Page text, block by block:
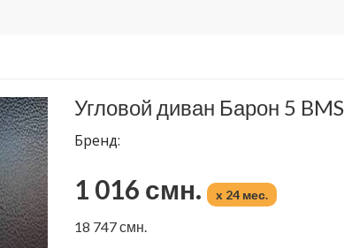
Угловой диван Барон 5 BMS
Бренд:
1 016 смн. x 24 мес.
18 747 смн.